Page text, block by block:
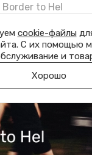
Border to Hel
cookie-файлы
С их помощью
и
Хорошо